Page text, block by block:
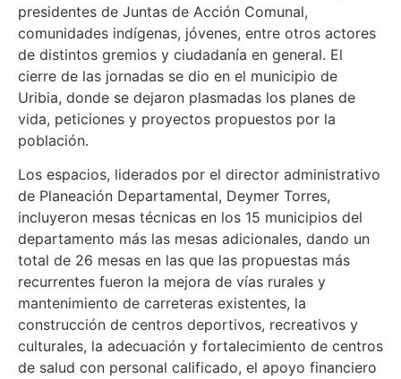
presidentes de Juntas de Acción Comunal,
comunidades indígenas, jóvenes, entre otros actores
de distintos gremios y ciudadanía en general. El
cierre de las jornadas se dio en el municipio de
Uribia, donde se dejaron plasmadas los planes de
vida, peticiones y proyectos propuestos por la
población.
Los espacios, liderados por el director administrativo
de Planeación Departamental, Deymer Torres,
incluyeron mesas técnicas en los 15 municipios del
departamento más las mesas adicionales, dando un
total de 26 mesas en las que las propuestas más
recurrentes fueron la mejora de vías rurales y
mantenimiento de carreteras existentes, la
construcción de centros deportivos, recreativos y
culturales, la adecuación y fortalecimiento de centros
de salud con personal calificado, el apoyo financiero